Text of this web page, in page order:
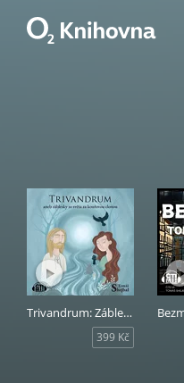
Trivandrum: Záblesky ze světa za kouřovou clonou
399 Kč